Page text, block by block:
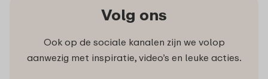
Volg ons
Ook op de sociale kanalen zijn we volop
aanwezig met inspiratie, video’s en leuke acties.